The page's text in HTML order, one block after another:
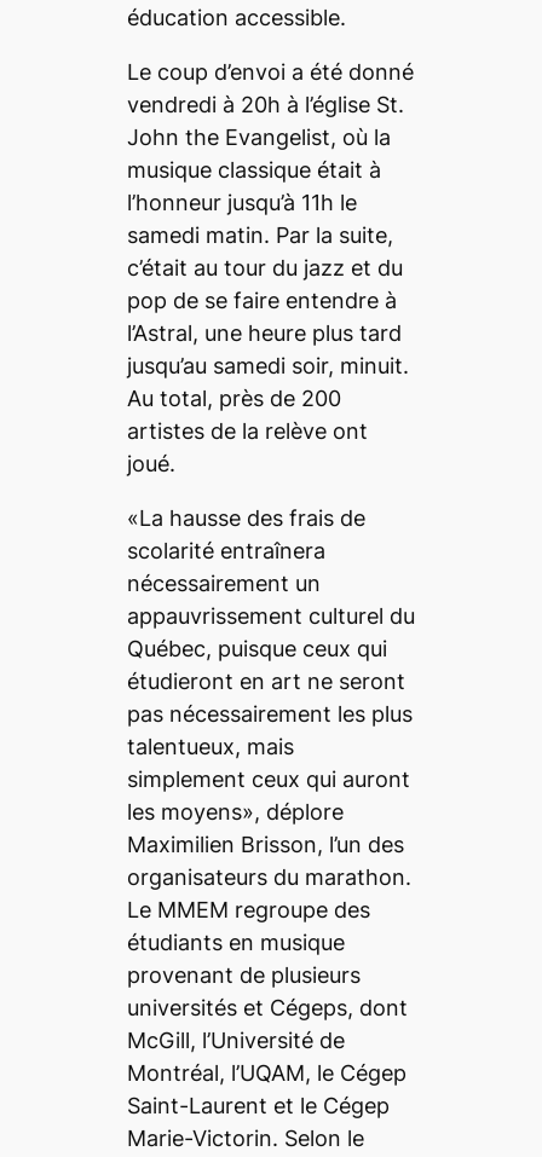
éducation accessible.
Le coup d’envoi a été donné
vendredi à 20h à l’église St.
John the Evangelist, où la
musique classique était à
l’honneur jusqu’à 11h le
samedi matin. Par la suite,
c’était au tour du jazz et du
pop de se faire entendre à
l’Astral, une heure plus tard
jusqu’au samedi soir, minuit.
Au total, près de 200
artistes de la relève ont
joué.
«La hausse des frais de
scolarité entraînera
nécessairement un
appauvrissement culturel du
Québec, puisque ceux qui
étudieront en art ne seront
pas nécessairement les plus
talentueux, mais
simplement ceux qui auront
les moyens», déplore
Maximilien Brisson, l’un des
organisateurs du marathon.
Le MMEM regroupe des
étudiants en musique
provenant de plusieurs
universités et Cégeps, dont
McGill, l’Université de
Montréal, l’UQAM, le Cégep
Saint-Laurent et le Cégep
Marie-Victorin. Selon le